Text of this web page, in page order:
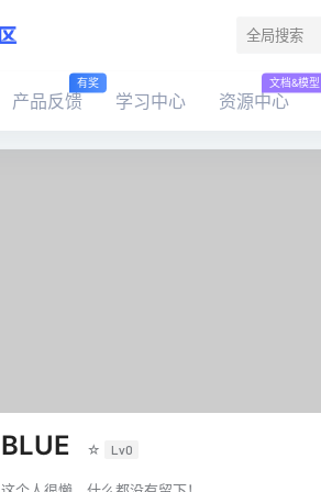
产品反馈
有奖
学习中心 资源中心
文档&模型
BLUE ☆ Lv0